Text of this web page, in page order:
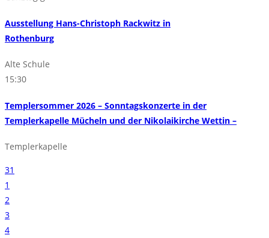
Ausstellung Hans-Christoph Rackwitz in
Rothenburg
Alte Schule
15:30
Templersommer 2026 – Sonntagskonzerte in der
Templerkapelle Mücheln und der Nikolaikirche Wettin –
Templerkapelle
31
1
2
3
4